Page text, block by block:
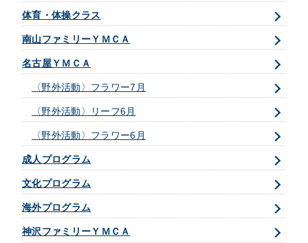
体育・体操クラス
南山ファミリーＹＭＣＡ
名古屋ＹＭＣＡ
〈野外活動〉フラワー7月
〈野外活動〉リーフ6月
〈野外活動〉フラワー6月
成人プログラム
文化プログラム
海外プログラム
神沢ファミリーＹＭＣＡ